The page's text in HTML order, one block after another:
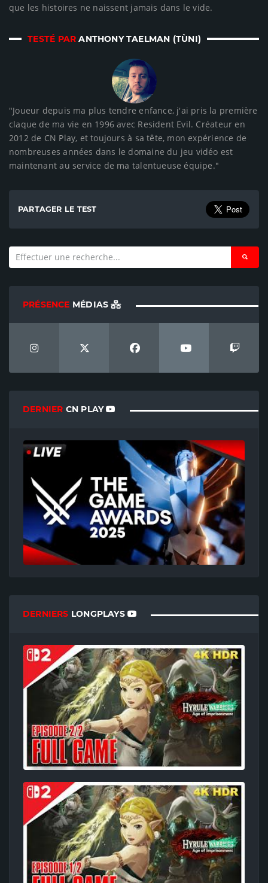
que les histoires ne naissent jamais dans le vide.
TESTÉ PARANTHONY TAELMAN (TÙNI)
"Joueur depuis ma plus tendre enfance, j'ai pris la première
claque de ma vie en 1996 avec Resident Evil. Créateur en
2012 de CN Play, et toujours à sa tête, mon expérience de
nombreuses années dans le domaine du jeu vidéo est
maintenant au service de ma talentueuse équipe."
PARTAGER LE TEST
PRÉSENCE MÉDIAS
DERNIER CN PLAY
DERNIERS LONGPLAYS